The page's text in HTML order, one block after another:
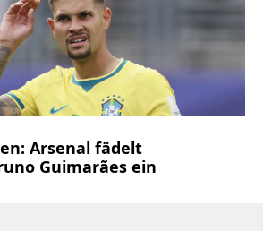
Arsenal fädelt
Guimarães ein